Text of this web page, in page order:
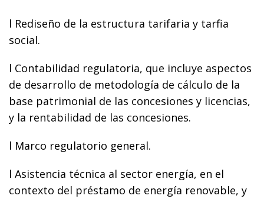
l Rediseño de la estructura tarifaria y tarfia
social.
l Contabilidad regulatoria, que incluye aspectos
de desarrollo de metodología de cálculo de la
base patrimonial de las concesiones y licencias,
y la rentabilidad de las concesiones.
l Marco regulatorio general.
l Asistencia técnica al sector energía, en el
contexto del préstamo de energía renovable, y